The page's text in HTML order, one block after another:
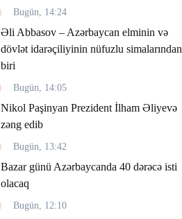
Bugün, 14:24
Əli Abbasov – Azərbaycan elminin və
dövlət idarəçiliyinin nüfuzlu simalarından
biri
Bugün, 14:05
Nikol Paşinyan Prezident İlham Əliyevə
zəng edib
Bugün, 13:42
Bazar günü Azərbaycanda 40 dərəcə isti
olacaq
Bugün, 12:10